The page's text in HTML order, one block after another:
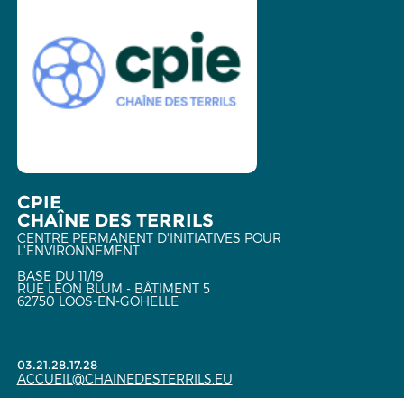
CPIE
CHAÎNE DES TERRILS
CENTRE PERMANENT D'INITIATIVES POUR
L'ENVIRONNEMENT
BASE DU 11/19
RUE LÉON BLUM - BÂTIMENT 5
62750 LOOS-EN-GOHELLE
03.21.28.17.28
ACCUEIL@CHAINEDESTERRILS.EU